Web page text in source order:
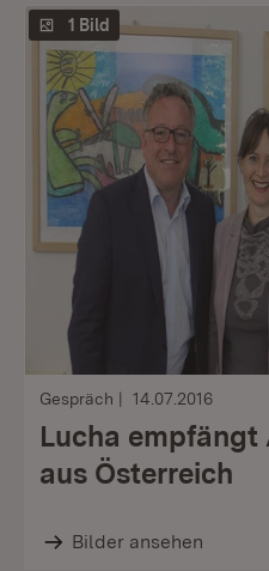
1 Bild
Gespräch 14.07.2016
Lucha
aus Österreich
Bilder ansehen